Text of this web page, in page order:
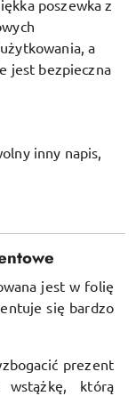
poszewka z
a
jest bezpieczna
inny napis,
jest w folię
się bardzo
prezent
którą